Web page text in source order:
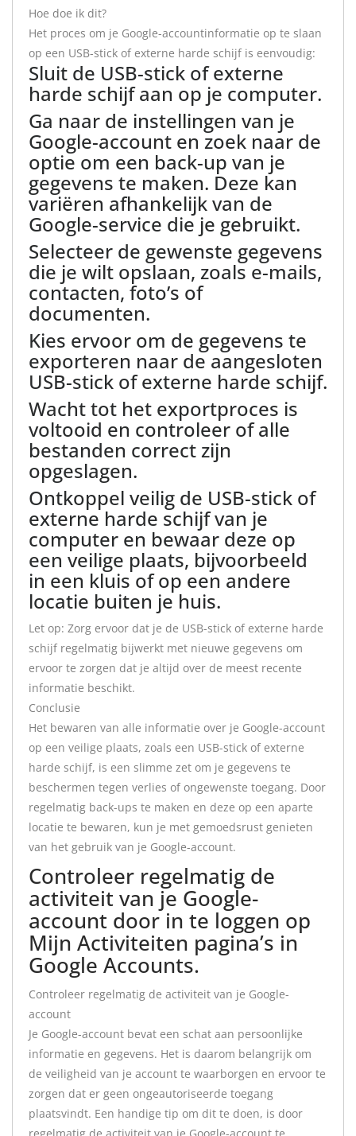
Hoe doe ik dit?
Het proces om je Google-accountinformatie op te slaan
op een USB-stick of externe harde schijf is eenvoudig:
Sluit de USB-stick of externe
harde schijf aan op je computer.
Ga naar de instellingen van je
Google-account en zoek naar de
optie om een back-up van je
gegevens te maken. Deze kan
variëren afhankelijk van de
Google-service die je gebruikt.
Selecteer de gewenste gegevens
die je wilt opslaan, zoals e-mails,
contacten, foto’s of
documenten.
Kies ervoor om de gegevens te
exporteren naar de aangesloten
USB-stick of externe harde schijf.
Wacht tot het exportproces is
voltooid en controleer of alle
bestanden correct zijn
opgeslagen.
Ontkoppel veilig de USB-stick of
externe harde schijf van je
computer en bewaar deze op
een veilige plaats, bijvoorbeeld
in een kluis of op een andere
locatie buiten je huis.
Let op: Zorg ervoor dat je de USB-stick of externe harde
schijf regelmatig bijwerkt met nieuwe gegevens om
ervoor te zorgen dat je altijd over de meest recente
informatie beschikt.
Conclusie
Het bewaren van alle informatie over je Google-account
op een veilige plaats, zoals een USB-stick of externe
harde schijf, is een slimme zet om je gegevens te
beschermen tegen verlies of ongewenste toegang. Door
regelmatig back-ups te maken en deze op een aparte
locatie te bewaren, kun je met gemoedsrust genieten
van het gebruik van je Google-account.
Controleer regelmatig de
activiteit van je Google-
account door in te loggen op
Mijn Activiteiten pagina’s in
Google Accounts.
Controleer regelmatig de activiteit van je Google-
account
Je Google-account bevat een schat aan persoonlijke
informatie en gegevens. Het is daarom belangrijk om
de veiligheid van je account te waarborgen en ervoor te
zorgen dat er geen ongeautoriseerde toegang
plaatsvindt. Een handige tip om dit te doen, is door